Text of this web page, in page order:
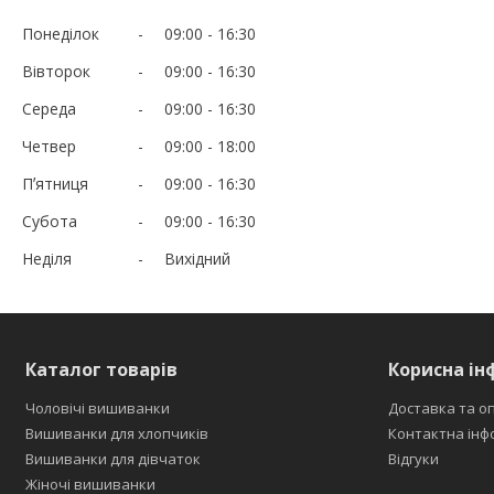
Понеділок 09:00
16:30
Вівторок
09:00
16:30
Середа
09:00
16:30
Четвер
09:00
18:00
Пʼятниця
09:00
16:30
Субота
09:00
16:30
Неділя
Вихідний
Каталог товарів
Чоловічі вишиванки
Вишиванки для хлопчиків
Вишиванки для дівчаток
Жіночі вишиванки
Корисна
Доставка та
Контактна
Відгуки